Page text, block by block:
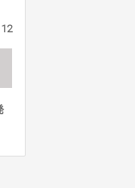
12